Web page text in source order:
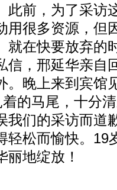
此前，为了采访
用很多资源，但
就在快要放弃的
信，邢延华亲自
。晚上来到宾馆
的马尾，十分
我们的采访而道
轻松而愉快。19
丽地绽放！